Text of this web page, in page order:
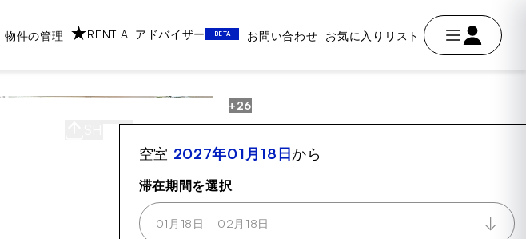
物件の管理 RENT AI アドバイザー BETA お問い合わせ
お気に入りリスト
SHARE SAVE
+26
空室 2027年01月18日から
滞在期間を選択
01月18日 - 02月18日